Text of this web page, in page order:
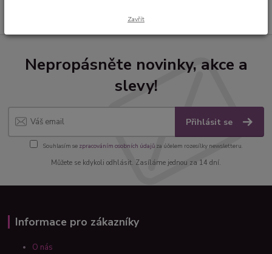
Nepropásněte novinky, akce a
slevy!
Přihlásit se
Souhlasím se zpracováním osobních údajůza účelem rozesílky newsletteru.
Můžete se kdykoli odhlásit. Zasíláme jednou za 14 dní.
Informace pro zákazníky
O nás
Zavřít